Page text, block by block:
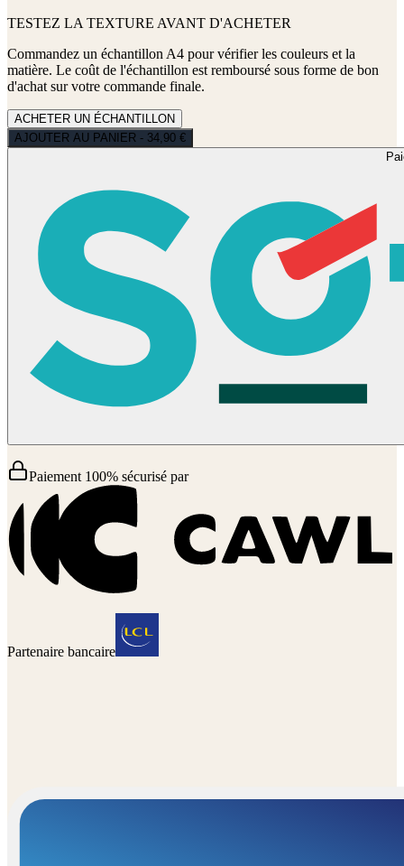
TESTEZ LA TEXTURE AVANT D'ACHETER
Commandez un échantillon A4 pour vérifier les couleurs et la
matière. Le coût de l'échantillon est remboursé sous forme de bon
d'achat sur votre commande finale.
ACHETER UN ÉCHANTILLON
AJOUTER AU PANIER - 34,90 €
Paiement 100% sécurisé par
Partenaire bancaire